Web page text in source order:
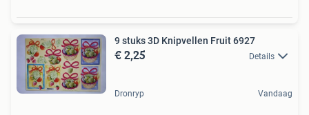
9 stuks 3D Knipvellen Fruit 6927
€ 2,25 Details
Dronryp Vandaag